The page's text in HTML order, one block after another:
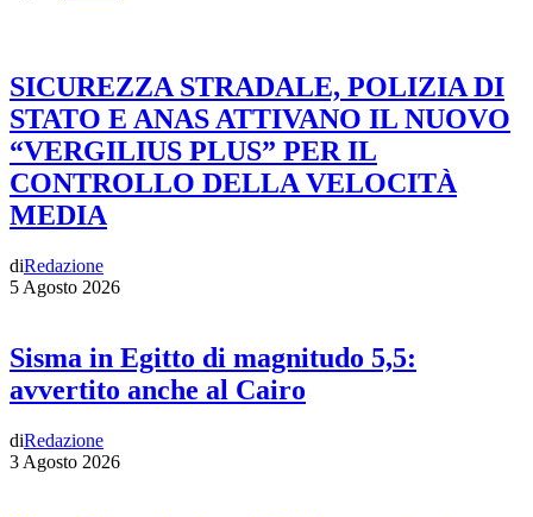
SICUREZZA STRADALE, POLIZIA DI
STATO E ANAS ATTIVANO IL NUOVO
“VERGILIUS PLUS” PER IL
CONTROLLO DELLA VELOCITÀ
MEDIA
diRedazione
5 Agosto 2026
Sisma in Egitto di magnitudo 5,5:
avvertito anche al Cairo
diRedazione
3 Agosto 2026